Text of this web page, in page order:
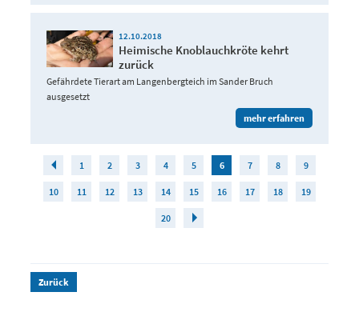
12.10.2018
Heimische Knoblauchkröte kehrt
zurück
Gefährdete Tierart am Langenbergteich im Sander Bruch
ausgesetzt
mehr erfahren
1 2 3 4 5 6 7 8 9
10 11 12 13 14 15 16 17 18 19
20
Zurück